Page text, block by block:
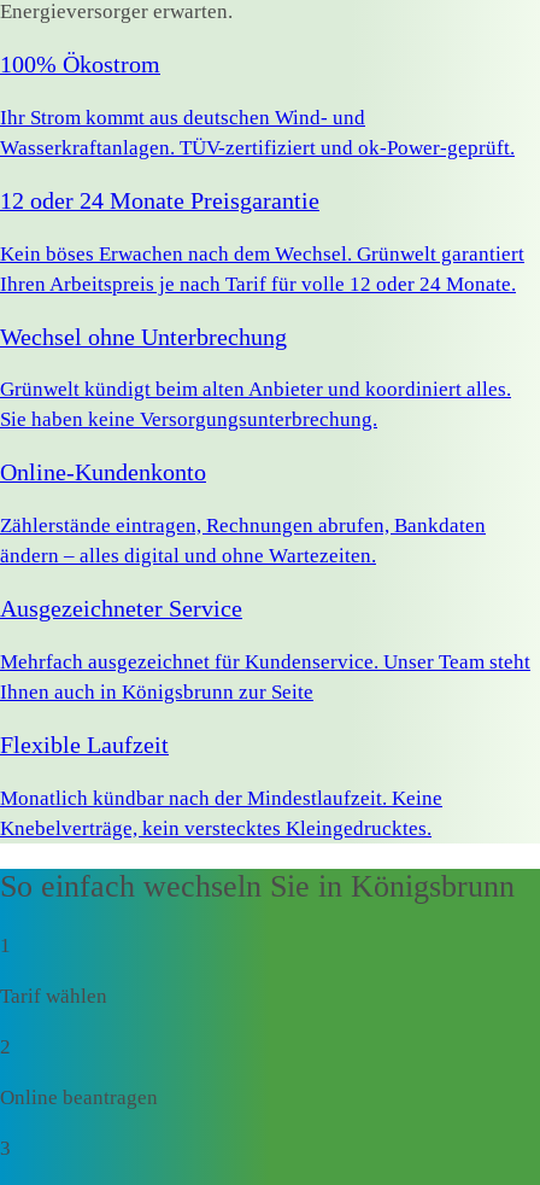
Energieversorger erwarten.
100% Ökostrom
Ihr Strom kommt aus deutschen Wind- und
Wasserkraftanlagen. TÜV-zertifiziert und ok-Power-geprüft.
12 oder 24 Monate Preisgarantie
Kein böses Erwachen nach dem Wechsel. Grünwelt garantiert
Ihren Arbeitspreis je nach Tarif für volle 12 oder 24 Monate.
Wechsel ohne Unterbrechung
Grünwelt kündigt beim alten Anbieter und koordiniert alles.
Sie haben keine Versorgungsunterbrechung.
Online-Kundenkonto
Zählerstände eintragen, Rechnungen abrufen, Bankdaten
ändern – alles digital und ohne Wartezeiten.
Ausgezeichneter Service
Mehrfach ausgezeichnet für Kundenservice. Unser Team steht
Ihnen auch in Königsbrunn zur Seite
Flexible Laufzeit
Monatlich kündbar nach der Mindestlaufzeit. Keine
Knebelverträge, kein verstecktes Kleingedrucktes.
So einfach wechseln Sie in Königsbrunn
1
Tarif wählen
2
Online beantragen
3